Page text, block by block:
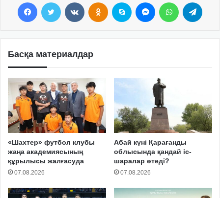
Басқа материалдар
«Шахтер» футбол клубы
жаңа академиясының
құрылысы жалғасуда
07.08.2026
Абай күні Қарағанды
облысында қандай іс-
шаралар өтеді?
07.08.2026